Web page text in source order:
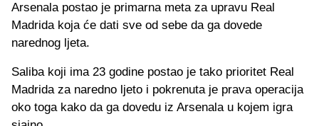
Arsenala postao je primarna meta za upravu Real
Madrida koja će dati sve od sebe da ga dovede
narednog ljeta.
Saliba koji ima 23 godine postao je tako prioritet Real
Madrida za naredno ljeto i pokrenuta je prava operacija
oko toga kako da ga dovedu iz Arsenala u kojem igra